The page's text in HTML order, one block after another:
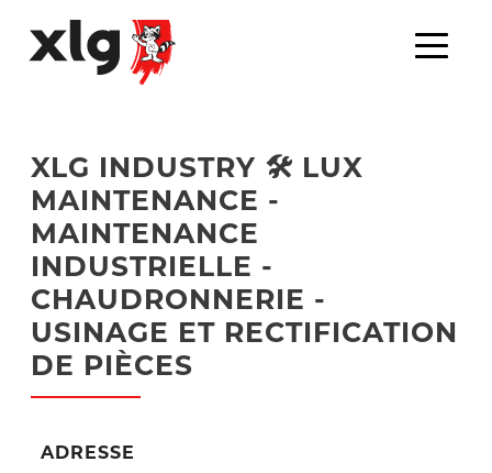
XLG INDUSTRY 🛠️ LUX
MAINTENANCE -
MAINTENANCE
INDUSTRIELLE -
CHAUDRONNERIE -
USINAGE ET RECTIFICATION
DE PIÈCES
ADRESSE